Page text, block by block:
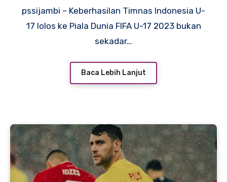
pssijambi – Keberhasilan Timnas Indonesia U-
17 lolos ke Piala Dunia FIFA U-17 2023 bukan
sekadar…
Baca Lebih Lanjut